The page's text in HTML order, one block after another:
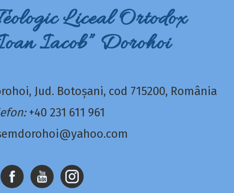
Liceal Ortodox
Iacob” Dorohoi
Jud. Botoșani, cod 715200, România
+40 231 611 961